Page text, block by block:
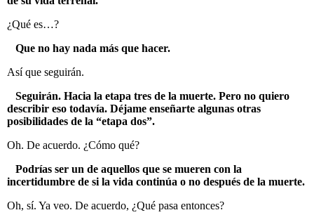
¿Qué es…?
Que no hay nada más que hacer.
Así que seguirán.
Seguirán. Hacia la etapa tres de la muerte. Pero no quiero
describir eso todavía. Déjame enseñarte algunas otras
posibilidades de la “etapa dos”.
Oh. De acuerdo. ¿Cómo qué?
Podrías ser un de aquellos que se mueren con la
incertidumbre de si la vida continúa o no después de la muerte.
Oh, sí. Ya veo. De acuerdo, ¿Qué pasa entonces?